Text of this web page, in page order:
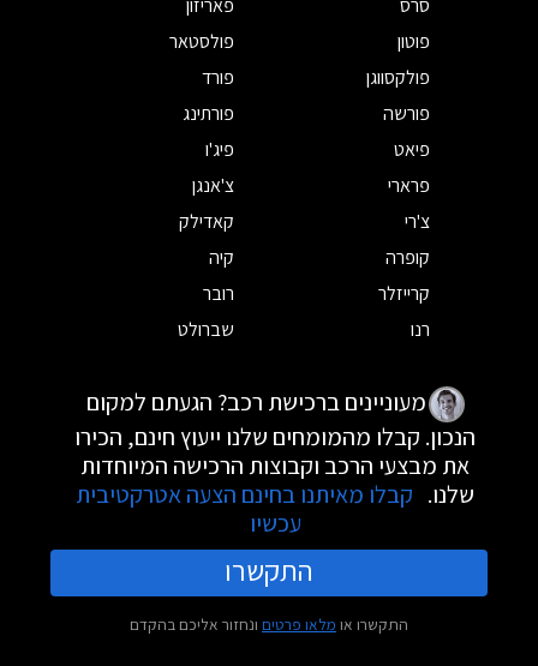
סרס
פאריזון
פוטון
פולסטאר
פולקסווגן
פורד
פורשה
פורתינג
פיאט
פיג'ו
פרארי
צ'אנגן
צ'רי
קאדילק
קופרה
קיה
קרייזלר
רובר
רנו
שברולט
מעוניינים ברכישת רכב? הגעתם למקום
הנכון. קבלו מהמומחים שלנו ייעוץ חינם, הכירו
את מבצעי הרכב וקבוצות הרכישה המיוחדות
שלנו. קבלו מאיתנו בחינם הצעה אטרקטיבית
עכשיו
התקשרו
התקשרו או מלאו פרטים ונחזור אליכם בהקדם